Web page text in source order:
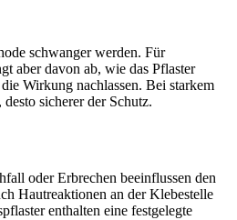
schwanger werden. Für
aber davon ab, wie das Pflaster
Wirkung nachlassen. Bei starkem
sicherer der Schutz.
oder Erbrechen beeinflussen den
Hautreaktionen an der Klebestelle
enthalten eine festgelegte